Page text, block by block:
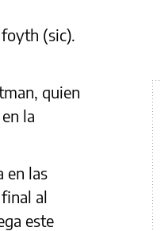
(sic).
quien
la
en las
al
este